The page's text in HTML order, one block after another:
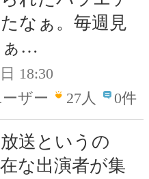
なぁ。毎週見
ぁ…
18:30
ザー
27人 0件
送というの
な出演者が集